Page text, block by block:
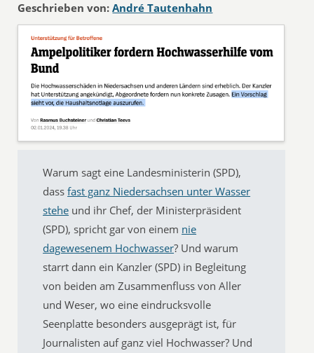
Geschrieben von: André Tautenhahn
Warum sagt eine Landesministerin (SPD),
dassfast ganz Niedersachsen unter Wasser
stehe und ihr Chef, der Ministerpräsident
(SPD), spricht gar von einem nie
dagewesenem Hochwasser? Und warum
starrt dann ein Kanzler (SPD) in Begleitung
von beiden am Zusammenfluss von Aller
und Weser, wo eine eindrucksvolle
Seenplatte besonders ausgeprägt ist, für
Journalisten auf ganz viel Hochwasser? Und